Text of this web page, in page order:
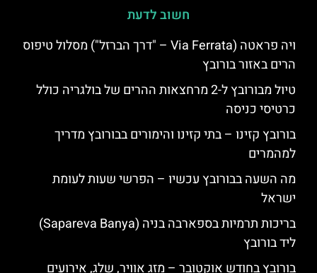
חשוב לדעת
ויה פראטה (Via Ferrata – "דרך הברזל") מסלול טיפוס
הרים באזור בורובץ
טיול מבורובץ ל-2 מרחצאות ההרים של בולגריה כולל
כרטיסי כניסה
בורובץ קזינו – בתי קזינו והימורים בבורובץ מדריך
למהמרים
מה השעה בבורובץ עכשיו – הפרשי שעות לעומת
ישראל
בריכות תרמיות בספארבה בניה (Sapareva Banya)
ליד בורובץ
בורובץ בחודש אוקטובר – מזג אוויר, שלג, אירועים